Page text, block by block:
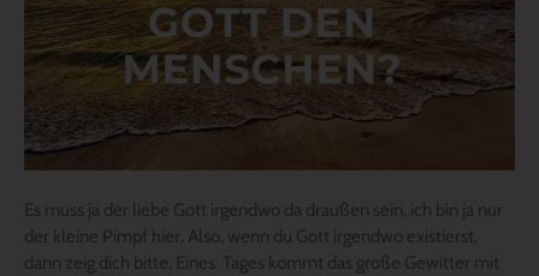
Es muss ja der liebe Gott irgendwo da draußen sein, ich bin ja nur
der kleine Pimpf hier. Also, wenn du Gott irgendwo existierst,
dann zeig dich bitte. Eines Tages kommt das große Gewitter mit
den
Menschen?